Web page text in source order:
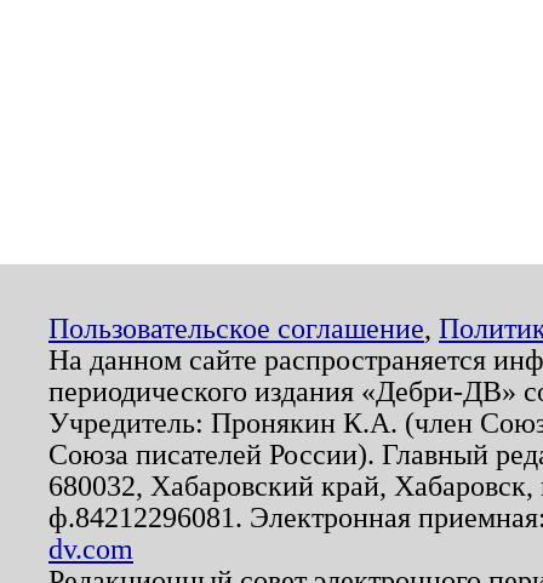
Пользовательское соглашение,
На данном сайте распространяется
периодического издания «Дебри-ДВ»
Учредитель: Пронякин К.А. (член
Союза писателей России). Главный
680032, Хабаровский край,
ф.84212296081. Электронная
dv.com